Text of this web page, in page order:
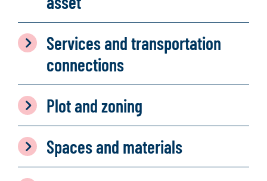
Services and transportation
connections
Plot and zoning
Spaces and materials